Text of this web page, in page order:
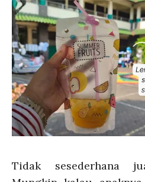
Tidak sesederhana